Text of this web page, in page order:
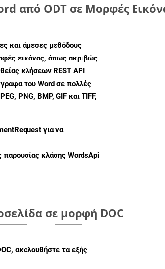
από ODT σε Μορφές
και άμεσες μεθόδους
εικόνας, όπως ακριβώς
κλήσεων REST API
του Word σε πολλές
PNG, BMP, GIF και TIFF,
για να
παρουσίας κλάσης WordsApi
σε μορφή DOC
ακολουθήστε τα εξής